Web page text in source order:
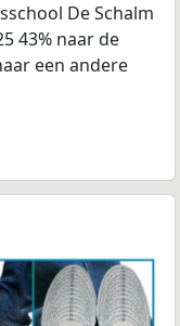
De Schalm
43% naar de
een andere